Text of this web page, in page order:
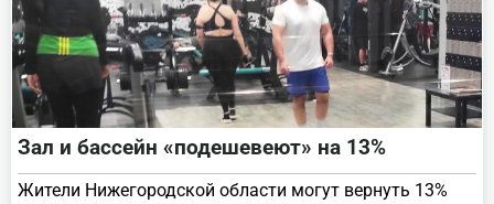
Зал и бассейн «подешевеют» на 13%
Жители Нижегородской области могут вернуть 13%